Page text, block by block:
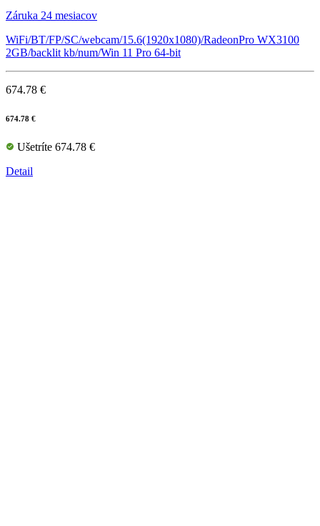
Záruka 24 mesiacov
WiFi/BT/FP/SC/webcam/15.6(1920x1080)/RadeonPro WX3100
2GB/backlit kb/num/Win 11 Pro 64-bit
674.78 €
674.78 €
Ušetríte 674.78 €
Detail